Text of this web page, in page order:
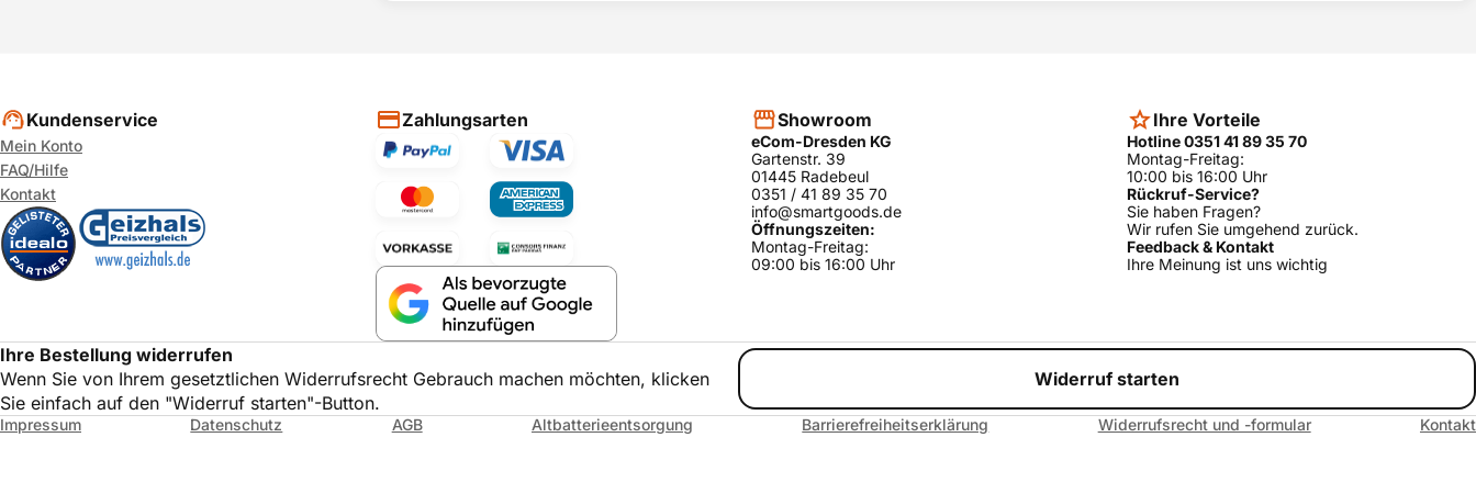
Kundenservice
Mein Konto
FAQ/Hilfe
Kontakt
Zahlungsarten Showroom
eCom-Dresden KG
Gartenstr. 39
01445 Radebeul
0351 / 41 89 35 70
info@smartgoods.de
Öffnungszeiten:
Montag-Freitag:
09:00 bis 16:00 Uhr
Ihre Vorteile
Hotline 0351 41 89 35 70
Montag-Freitag:
10:00 bis 16:00 Uhr
Rückruf-Service?
Sie haben Fragen?
Wir rufen Sie umgehend zurück.
Feedback & Kontakt
Ihre Meinung ist uns wichtig
Ihre Bestellung widerrufen
Wenn Sie von Ihrem gesetztlichen Widerrufsrecht Gebrauch machen möchten, klicken
Sie einfach auf den "Widerruf starten"-Button.
Widerruf starten
Impressum Datenschutz AGB Altbatterieentsorgung Barrierefreiheitserklärung Widerrufsrecht und -formular Kontakt